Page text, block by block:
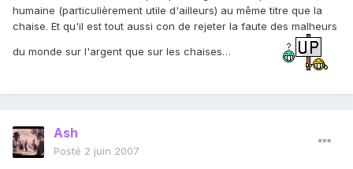
humaine (particulièrement utile d'ailleurs) au même titre que la
chaise. Et qu'il est tout aussi con de rejeter la faute des malheurs
du monde sur l'argent que sur les chaises…
Ash
Posté 2 juin 2007